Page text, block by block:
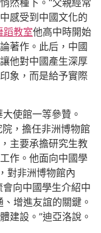
然種下。“父親經常
感受到中國文化的
蹈教室他高中時開始
著作。此后，中國
他對中國產生深厚
象，而是給予實際
使館一等參贊。
，擔任非洲博物館
主要承擔研究生教
作。他面向中國學
對非洲博物館內
向中國學生介紹中
增進友誼的關鍵。
建設。”迪亞洛說。